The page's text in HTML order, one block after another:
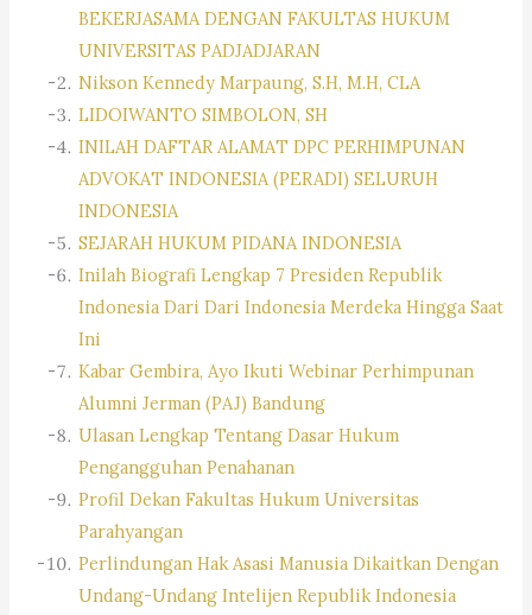
BEKERJASAMA DENGAN FAKULTAS HUKUM
UNIVERSITAS PADJADJARAN
Nikson Kennedy Marpaung, S.H, M.H, CLA
LIDOIWANTO SIMBOLON, SH
INILAH DAFTAR ALAMAT DPC PERHIMPUNAN
ADVOKAT INDONESIA (PERADI) SELURUH
INDONESIA
SEJARAH HUKUM PIDANA INDONESIA
Inilah Biografi Lengkap 7 Presiden Republik
Indonesia Dari Dari Indonesia Merdeka Hingga Saat
Ini
Kabar Gembira, Ayo Ikuti Webinar Perhimpunan
Alumni Jerman (PAJ) Bandung
Ulasan Lengkap Tentang Dasar Hukum
Pengangguhan Penahanan
Profil Dekan Fakultas Hukum Universitas
Parahyangan
Perlindungan Hak Asasi Manusia Dikaitkan Dengan
Undang-Undang Intelijen Republik Indonesia